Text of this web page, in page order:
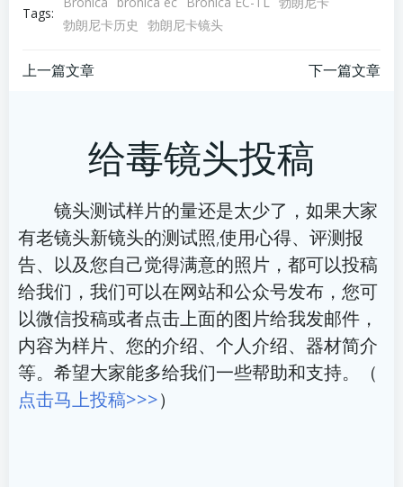
Tags:
勃朗尼卡历史
勃朗尼卡镜头
文
航
上一篇文章
导
航
下一篇文章
给毒镜头投稿
镜头测试样片的量还是太少了，如果大家
有老镜头新镜头的测试照,使用心得、评测报
告、以及您自己觉得满意的照片，都可以投稿
给我们，我们可以在网站和公众号发布，您可
以微信投稿或者点击上面的图片给我发邮件，
内容为样片、您的介绍、个人介绍、器材简介
等。希望大家能多给我们一些帮助和支持。（
点击马上投稿>>>）